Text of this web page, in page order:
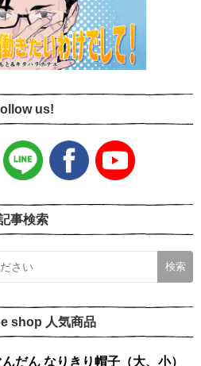
us!
事検索
shop 人気商品
だん なりきり帽子（大、小）